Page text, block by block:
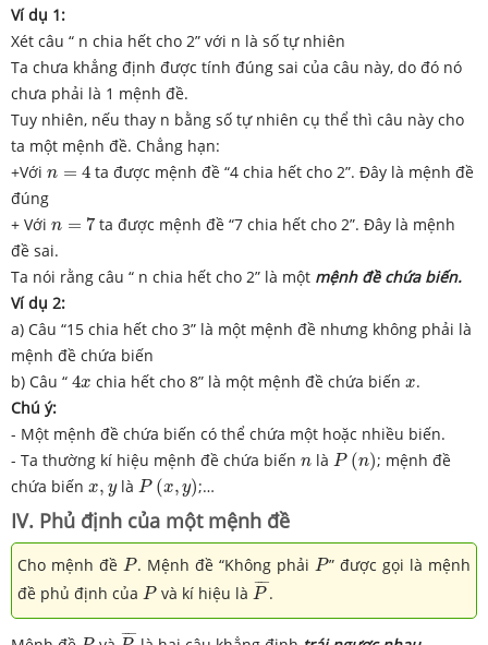
Ví dụ 1:
Xét câu “ n chia hết cho 2” với n là số tự nhiên
Ta chưa khẳng định được tính đúng sai của câu này, do đó nó
chưa phải là 1 mệnh đề.
Tuy nhiên, nếu thay n bằng số tự nhiên cụ thể thì câu này cho
ta một mệnh đề. Chẳng hạn:
+Với n = 4
n
ta được mệnh đề “4 chia hết cho 2”. Đây là mệnh đề
đúng
+ Với n = 7
n
ta được mệnh đề “7 chia hết cho 2”. Đây là mệnh
đề sai.
Ta nói rằng câu “ n chia hết cho 2” là một mệnh đề chứa biến.
Ví dụ 2:
a) Câu “15 chia hết cho 3” là một mệnh đề nhưng không phải là
mệnh đề chứa biến
b) Câu “ 4x
4x chia hết cho 8” là một mệnh đề chứa biến x
x.
Chú ý:
- Một mệnh đề chứa biến có thể chứa một hoặc nhiều biến.
- Ta thường kí hiệu mệnh đề chứa biến n
n là P (n)
P( n
; mệnh đề
chứa biến x, y
x y là P (x, y)
P( x y ;…
IV. Phủ định của một mệnh đề
Cho mệnh đề P
P. Mệnh đề “Không phải P
P” được gọi là mệnh
đề phủ định của P
Pvà kí hiệu là ¯¯¯¯
P
P¯
.
P ¯¯¯¯
P¯